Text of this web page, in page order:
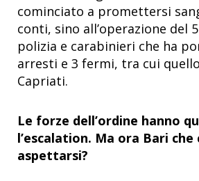
cominciato a promettersi
conti, sino all’operazione del
polizia e carabinieri che ha
arresti e 3 fermi, tra cui
Capriati.
Le forze dell’ordine hanno
l’escalation. Ma ora Bari che
aspettarsi?